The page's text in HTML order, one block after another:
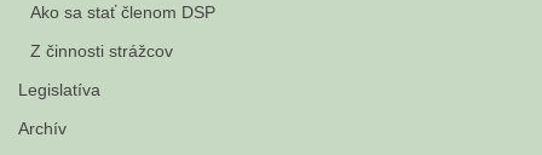
Ako sa stať členom DSP
Z činnosti strážcov
Legislatíva
Archív